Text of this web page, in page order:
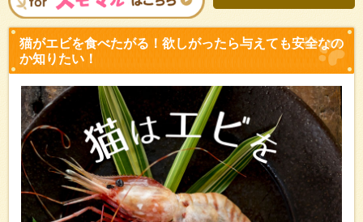
猫がエビを食べたがる！欲